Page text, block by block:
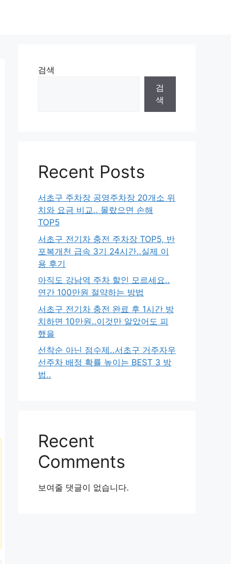
검색
검
색
Recent Posts
서초구 주차장 공영주차장 20개소 위
치와 요금 비교.. 몰랐으면 손해
TOP5
서초구 전기차 충전 주차장 TOP5, 반
포복개천 급속 3기 24시간..실제 이
용 후기
아직도 강남역 주차 할인 모르세요..
연간 100만원 절약하는 방법
서초구 전기차 충전 완료 후 1시간 방
치하면 10만원..이것만 알았어도 피
했을
선착순 아닌 점수제..서초구 거주자우
선주차 배정 확률 높이는 BEST 3 방
법..
Recent
Comments
보여줄 댓글이 없습니다.